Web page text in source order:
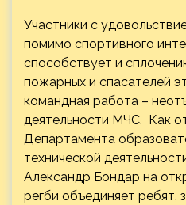
Участники с
помимо спортивного
способствует и
пожарных и спасателей
командная работа –
деятельности МЧС. Как
Департамента
технической
Александр Бондар на
регби объединяет ребят,